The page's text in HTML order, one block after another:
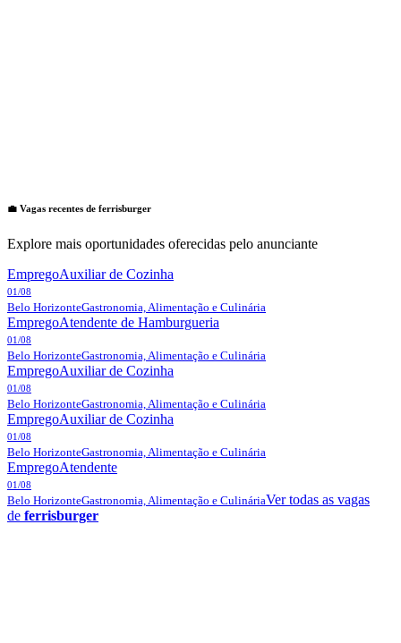
💼 Vagas recentes de ferrisburger
Explore mais oportunidades oferecidas pelo anunciante
EmpregoAuxiliar de Cozinha
01/08
Belo HorizonteGastronomia, Alimentação e Culinária
EmpregoAtendente de Hamburgueria
01/08
Belo HorizonteGastronomia, Alimentação e Culinária
EmpregoAuxiliar de Cozinha
01/08
Belo HorizonteGastronomia, Alimentação e Culinária
EmpregoAuxiliar de Cozinha
01/08
Belo HorizonteGastronomia, Alimentação e Culinária
EmpregoAtendente
01/08
Belo HorizonteGastronomia, Alimentação e CulináriaVer todas as vagas
de ferrisburger